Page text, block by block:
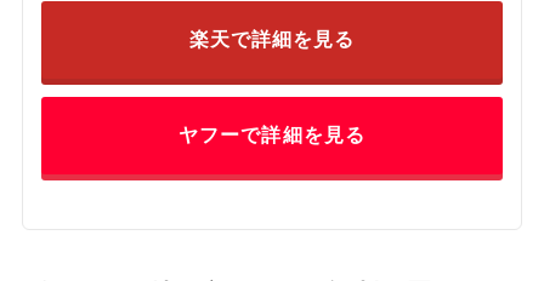
楽天で詳細を見る
ヤフーで詳細を見る